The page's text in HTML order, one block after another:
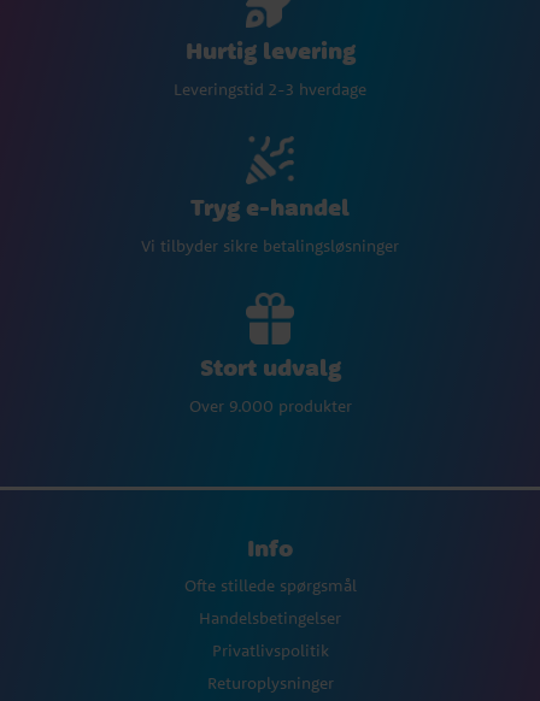
Hurtig levering
Leveringstid 2-3 hverdage
Tryg e-handel
Vi tilbyder sikre betalingsløsninger
Stort udvalg
Over 9.000 produkter
Info
Ofte stillede spørgsmål
Handelsbetingelser
Privatlivspolitik
Returoplysninger